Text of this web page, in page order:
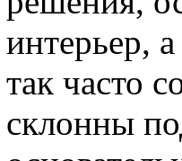
интерьер,
так часто
склонны